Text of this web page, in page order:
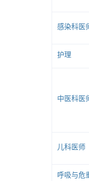
感染科医
护理
中医科医
儿科医师
呼吸与危